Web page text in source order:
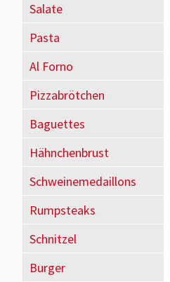
Salate
Pasta
Al Forno
Pizzabrötchen
Baguettes
Hähnchenbrust
Schweinemedaillons
Rumpsteaks
Schnitzel
Burger